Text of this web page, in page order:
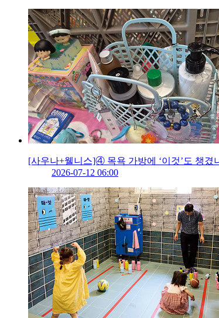
[사우나+웰니스]④ 목욕 가방에 ‘이것’도 챙겼
2026-07-12 06:00